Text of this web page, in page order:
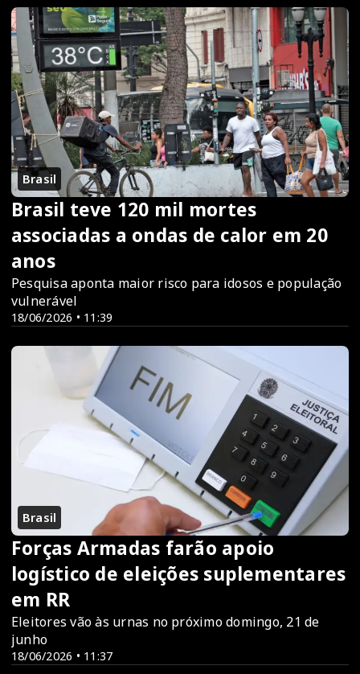
Brasil
18/06/2026 • 11:39
Brasil teve 120 mil mortes
associadas a ondas de calor em 20
anos
Pesquisa aponta maior risco para idosos e população
vulnerável
Brasil
18/06/2026 • 11:37
Forças Armadas farão apoio
logístico de eleições suplementares
em RR
Eleitores vão às urnas no próximo domingo, 21 de
junho